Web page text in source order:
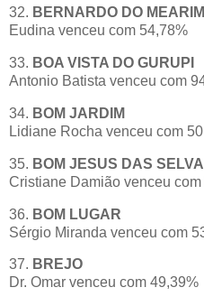
32. BERNARDO DO MEARIM
Eudina venceu com 54,78%
33. BOA VISTA DO GURUPI
Antonio Batista venceu com
34. BOM JARDIM
Lidiane Rocha venceu com
35. BOM JESUS DAS
Cristiane Damião venceu
36. BOM LUGAR
Sérgio Miranda venceu com
37. BREJO
Dr. Omar venceu com 49,39%